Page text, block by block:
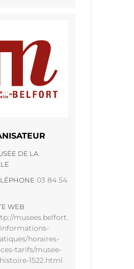
DE LA
03 84 54
WEB
musees.belfort.
horaires-
tarifs/musee-
1522.html